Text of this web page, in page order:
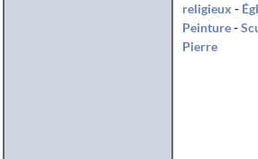
religieux -
Peinture-
Pierre